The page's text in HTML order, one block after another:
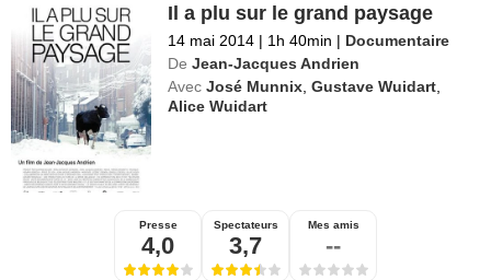
Il a plu sur le grand paysage
14 mai 2014 | 1h 40min | Documentaire
De Jean-Jacques Andrien
Avec José Munnix ,Gustave Wuidart
Alice Wuidart
Presse
4,0
Spectateurs
3,7
Mes amis
--